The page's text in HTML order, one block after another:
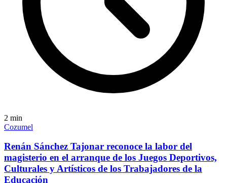
2 min
Cozumel
Renán Sánchez Tajonar reconoce la labor del
magisterio en el arranque de los Juegos Deportivos,
Culturales y Artísticos de los Trabajadores de la
Educación